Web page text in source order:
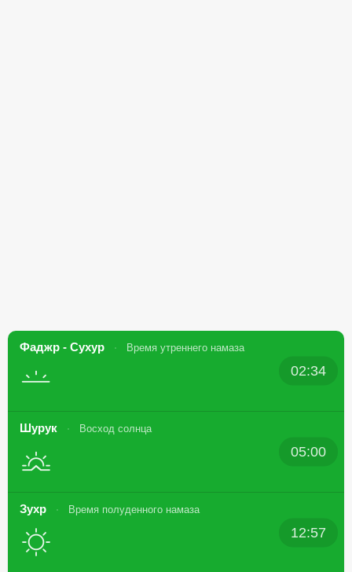
Фаджр - Сухур Время утреннего намаза
02:34
Шурук Восход солнца
05:00
Зухр Время полуденного намаза
12:57